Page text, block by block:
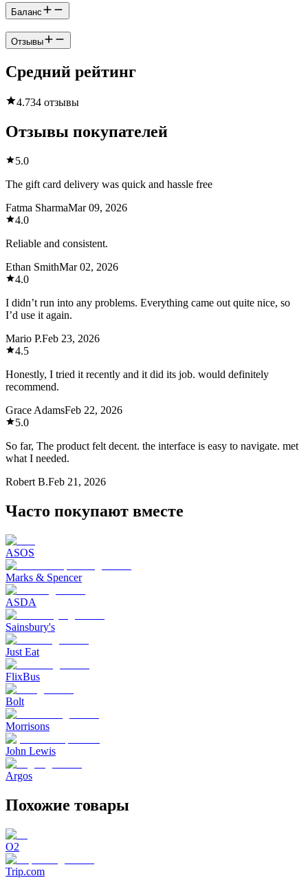
Баланс
Отзывы
Средний рейтинг
4.734 отзывы
Отзывы покупателей
5.0
The gift card delivery was quick and hassle free
Fatma SharmaMar 09, 2026
4.0
Reliable and consistent.
Ethan SmithMar 02, 2026
4.0
I didn’t run into any problems. Everything came out quite nice, so
I’d use it again.
Mario P.Feb 23, 2026
4.5
Honestly, I tried it recently and it did its job. would definitely
recommend.
Grace AdamsFeb 22, 2026
5.0
So far, The product felt decent. the interface is easy to navigate. met
what I needed.
Robert B.Feb 21, 2026
Часто покупают вместе
ASOS
Marks & Spencer
ASDA
Sainsbury's
Just Eat
FlixBus
Bolt
Morrisons
John Lewis
Argos
Похожие товары
O2
Trip.com